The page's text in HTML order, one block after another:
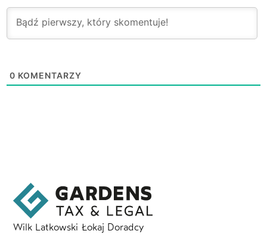
0 KOMENTARZY
Wilk Latkowski Łokaj Doradcy